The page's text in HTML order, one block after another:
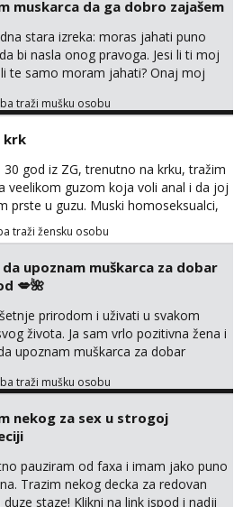
muskarca da ga dobro zajašem
stara izreka: moras jahati puno
bi nasla onog pravoga. Jesi li ti moj
te samo moram jahati? Onaj moj
link i javi mi se tamo....
traži mušku osobu
krk
30 god iz ZG, trenutno na krku, tražim
veelikom guzom koja voli anal i da joj
prste u guzu. Muski homoseksualci,
transiči odjebite, ne zanimate me. Bilo
opcenito (gotovina) ili
(aircash, paysafecard, bonovi) ne
u obzir. Javit se prvo porukom na
0958048882.
traži žensku osobu
da upoznam muškarca za dobar
💋🌺
prirodom i uživati u svakom
života. Ja sam vrlo pozitivna žena i
upoznam muškarca za dobar
ispod i nadji me tamo, cekam te!
traži mušku osobu
nekog za sex u strogoj
pauziram od faxa i imam jako puno
Trazim nekog decka za redovan
duze staze! Klikni na link ispod i nadji